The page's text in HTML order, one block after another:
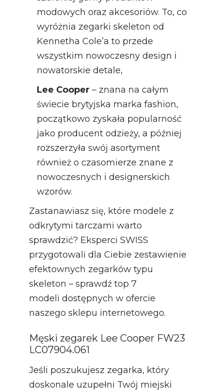
modowych oraz akcesoriów. To, co
wyróżnia zegarki skeleton od
Kennetha Cole’a to przede
wszystkim nowoczesny design i
nowatorskie detale,
Lee Cooper – znana na całym
świecie brytyjska marka fashion,
początkowo zyskała popularność
jako producent odzieży, a później
rozszerzyła swój asortyment
również o czasomierze znane z
nowoczesnych i designerskich
wzorów.
Zastanawiasz się, które modele z
odkrytymi tarczami warto
sprawdzić? Eksperci SWISS
przygotowali dla Ciebie zestawienie
efektownych zegarków typu
skeleton – sprawdź top 7
modeli dostępnych w ofercie
naszego sklepu internetowego.
Męski zegarek Lee Cooper FW23
LC07904.061
Jeśli poszukujesz zegarka, który
doskonale uzupełni Twój miejski